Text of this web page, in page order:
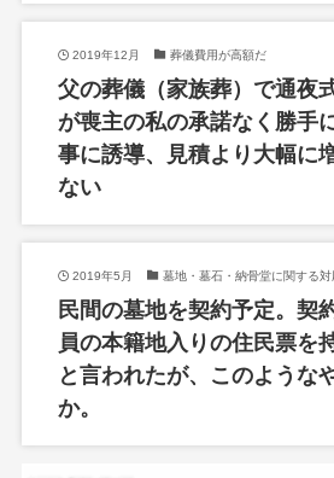
2019年12月 葬儀費用が高額だ
父の葬儀（家族葬）で通夜
が喪主の私の承諾なく勝手
事に誘導、見積より大幅に
ない
2019年5月 墓地・墓石・納骨堂に関する
民間の墓地を契約予定。契
員の本籍地入りの住民票を
と言われたが、このような
か。